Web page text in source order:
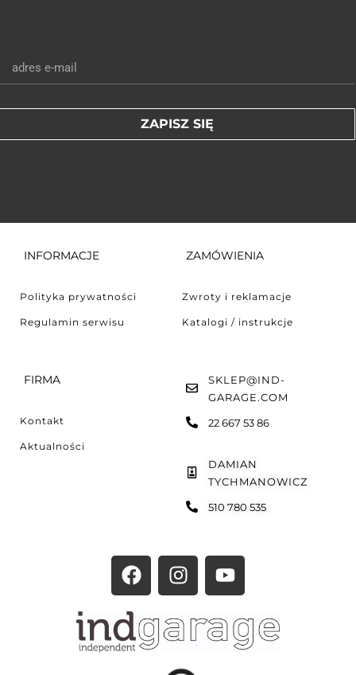
ZAPISZ SIĘ
INFORMACJE
Polityka prywatności
Regulamin serwisu
ZAMÓWIENIA
Zwroty i reklamacje
Katalogi / instrukcje
FIRMA
Kontakt
Aktualności
SKLEP@IND-
GARAGE.COM
22 667 53 86
DAMIAN
TYCHMANOWICZ
510 780 535